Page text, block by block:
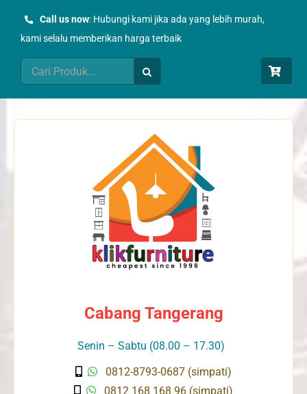
Call us now: Hubungi kami jika ada yang lebih murah,
kami selalu memberikan harga terbaik
Search
for:
Cabang Tangerang
Senin – Sabtu (08.00 – 17.30)
0812-8793-0687 (simpati)
0812 168 168 96 (simpati)